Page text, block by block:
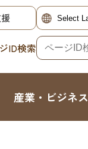
ID検索
産業・ビジネス